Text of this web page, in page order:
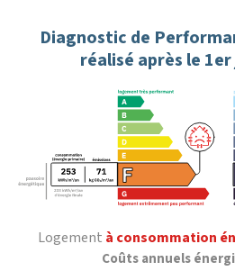
Diagnostic de
réalisé après le
Logement à consommation
Coûts annuels